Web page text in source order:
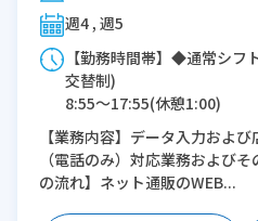
週4 , 週5
【勤務時間帯】◆通常シフ
交替制)
8:55〜17:55(休憩1:00)
※残業：1〜10時間程度/月
【業務内容】データ入力およ
（電話のみ）対応業務および
の流れ】ネット通販のWEB...